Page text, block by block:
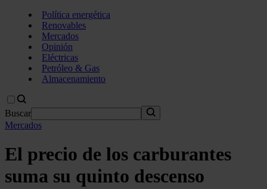
Política energética
Renovables
Mercados
Opinión
Eléctricas
Petróleo & Gas
Almacenamiento
Buscar
Mercados
El precio de los carburantes
suma su quinto descenso